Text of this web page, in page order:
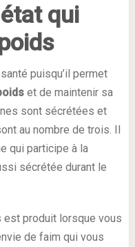
qui
puisqu’il permet
et de maintenir sa
sont sécrétées et
au nombre de trois. Il
qui participe à la
sécrétée durant le
est produit lorsque vous
de faim qui vous